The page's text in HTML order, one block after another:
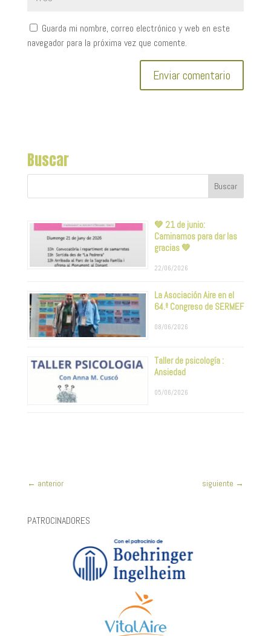
Guarda mi nombre, correo electrónico y web en este
navegador para la próxima vez que comente.
Buscar
💚 21 de junio:
Caminamos para dar las
gracias 💚
22/06/2026
La Asociación Aire en el
64.º Congreso de SERMEF
08/06/2026
Taller de psicología :
Ansiedad
05/06/2026
← anterior siguiente →
PATROCINADORES